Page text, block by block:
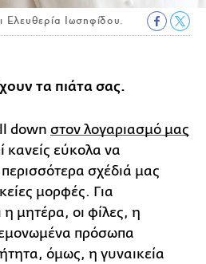
Ελευθερία Ιωσηφίδου.
τα πιάτα σας.
down στον λογαριασμό μας
κανείς εύκολα να
σχέδιά μας
μορφές. Για
μητέρα, οι φίλες, η
πρόσωπα
όμως, η γυναικεία